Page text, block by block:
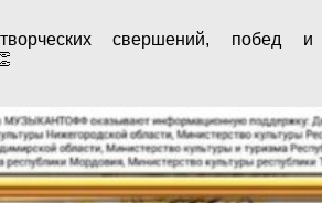
свершений, побед и